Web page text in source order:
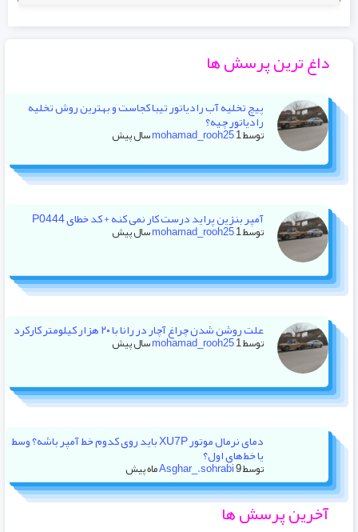
داغ ترین پرسش ها
پیچ تخلیه آب رادیاتور تیبا کجاست و بهترین روش تخلیه
رادیاتور چیه؟
توسط mohamad_rooh251 سال پیش
آمپر بنزین پراید درست کار نمی کنه + کد خطای P0444
توسط mohamad_rooh251 سال پیش
علت روشن شدن چراغ آچار در رانا با ۲۰ هزار کیلومتر کارکرد
توسط mohamad_rooh251 سال پیش
دمای نرمال موتور XU7P باید روی کدوم خط آمپر باشه؟ وسط
یا خط‌های اول؟
توسط Asghar_.sohrabi9 ماه پیش
آخرین پرسش ها